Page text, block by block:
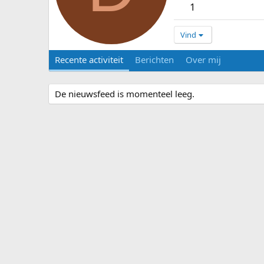
1
Vind
Recente activiteit Berichten Over mij
De nieuwsfeed is momenteel leeg.